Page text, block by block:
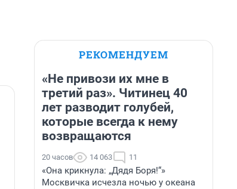
РЕКОМЕНДУЕМ
«Не привози их мне в
третий раз». Читинец 40
лет разводит голубей,
которые всегда к нему
возвращаются
20 часов 14 063 11
«Она крикнула: „Дядя Боря!“»
Москвичка исчезла ночью у океана